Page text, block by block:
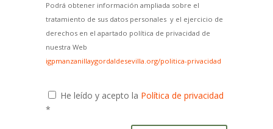
Podrá obtener información ampliada sobre el
tratamiento de sus datos personales y el ejercicio de
derechos en el apartado política de privacidad de
nuestra Web
igpmanzanillaygordaldesevilla.org/politica-privacidad
He leído y acepto la Política de privacidad
*